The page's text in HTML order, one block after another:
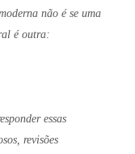
não é se uma
é outra:
essas
revisões